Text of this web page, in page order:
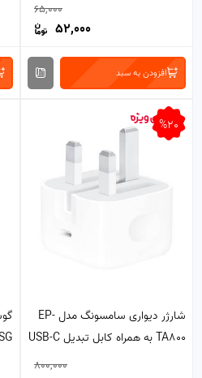
65,000
52,000
افزودن به سبد
شارژر دیواری سامسونگ مدل EP-
TA800 به همراه کابل تبدیل USB-C
800,000
%20